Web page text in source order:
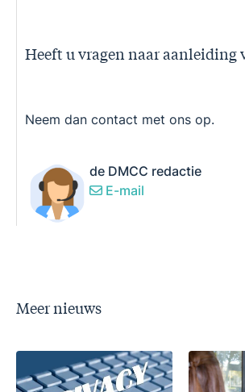
Heeft u vragen naar aanleiding
Neem dan contact met ons op.
de DMCC redactie
E-mail
Meer nieuws